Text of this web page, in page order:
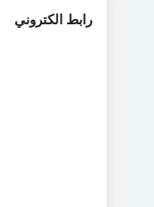
رابط الكتروني